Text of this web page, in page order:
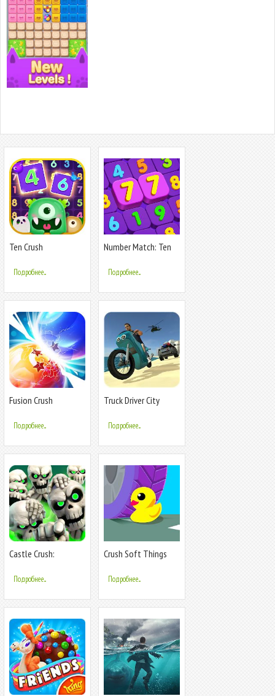
Ten Crush
Подробнее...
Number Match: Ten
Подробнее...
Fusion Crush
Подробнее...
Truck Driver City
Подробнее...
Castle Crush:
карточные игры
Подробнее...
Crush Soft Things
Подробнее...